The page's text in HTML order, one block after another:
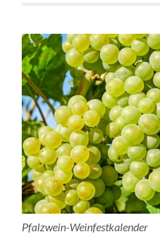
Pfalzwein-Weinfestkalender